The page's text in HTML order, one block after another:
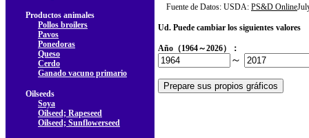
Productos animales
Pollos broilers
Pavos
Ponedoras
Queso
Cerdo
Ganado vacuno primario
Oilseeds
Soya
Oilseed; Rapeseed
Oilseed; Sunflowerseed
Fuente de Datos: USDA: PS&D Online
Ud. Puede cambiar los siguientes valores
Año（1964～2026）：
～